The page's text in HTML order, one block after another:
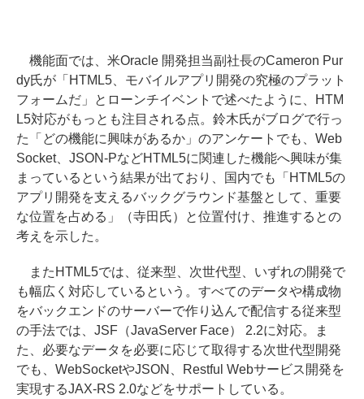
機能面では、米Oracle 開発担当副社長のCameron Pur
dy氏が「HTML5、モバイルアプリ開発の究極のプラット
フォームだ」とローンチイベントで述べたように、HTM
L5対応がもっとも注目される点。鈴木氏がブログで行っ
た「どの機能に興味があるか」のアンケートでも、Web
Socket、JSON-PなどHTML5に関連した機能へ興味が集
まっているという結果が出ており、国内でも「HTML5の
アプリ開発を支えるバックグラウンド基盤として、重要
な位置を占める」（寺田氏）と位置付け、推進するとの
考えを示した。
またHTML5では、従来型、次世代型、いずれの開発で
も幅広く対応しているという。すべてのデータや構成物
をバックエンドのサーバーで作り込んで配信する従来型
の手法では、JSF（JavaServer Face） 2.2に対応。ま
た、必要なデータを必要に応じて取得する次世代型開発
でも、WebSocketやJSON、Restful Webサービス開発を
実現するJAX-RS 2.0などをサポートしている。